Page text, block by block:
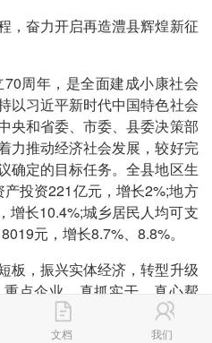
奋力开启再造澧县辉煌新征
周年，是全面建成小康社会
以习近平新时代中国特色社会
央和省委、市委、县委决策部
力推动经济社会发展，较好完
确定的目标任务。全县地区生
投资221亿元，增长2%;地方
增长10.4%;城乡居民人均可支
元，增长8.7%、8.8%。
，振兴实体经济，转型升级
点企业，真抓实干、真心帮
经济提质增效。新增规模工业
业8家，实现规模工业增加值
文档 我们